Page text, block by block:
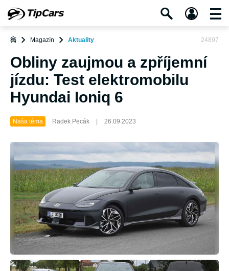
Magazín Aktuality 24897
Obliny zaujmou a zpříjemní
jízdu: Test elektromobilu
Hyundai Ioniq 6
Naša téma Radek Pecák 26.09.2023